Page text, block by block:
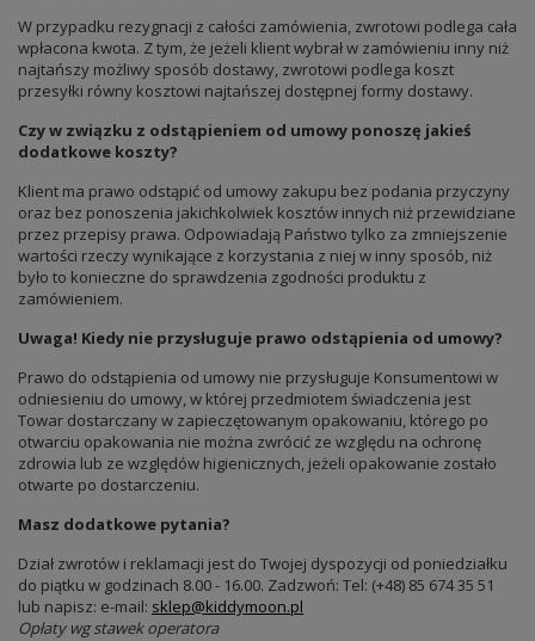
W przypadku rezygnacji z całości zamówienia, zwrotowi podlega cała
wpłacona kwota. Z tym, że jeżeli klient wybrał w zamówieniu inny niż
najtańszy możliwy sposób dostawy, zwrotowi podlega koszt
przesyłki równy kosztowi najtańszej dostępnej formy dostawy.
Czy w związku z odstąpieniem od umowy ponoszę jakieś
dodatkowe koszty?
Klient ma prawo odstąpić od umowy zakupu bez podania przyczyny
oraz bez ponoszenia jakichkolwiek kosztów innych niż przewidziane
przez przepisy prawa. Odpowiadają Państwo tylko za zmniejszenie
wartości rzeczy wynikające z korzystania z niej w inny sposób, niż
było to konieczne do sprawdzenia zgodności produktu z
zamówieniem.
Uwaga! Kiedy nie przysługuje prawo odstąpienia od umowy?
Prawo do odstąpienia od umowy nie przysługuje Konsumentowi w
odniesieniu do umowy, w której przedmiotem świadczenia jest
Towar dostarczany w zapieczętowanym opakowaniu, którego po
otwarciu opakowania nie można zwrócić ze względu na ochronę
zdrowia lub ze względów higienicznych, jeżeli opakowanie zostało
otwarte po dostarczeniu.
Masz dodatkowe pytania?
Dział zwrotów i reklamacji jest do Twojej dyspozycji od poniedziałku
do piątku w godzinach 8.00 - 16.00. Zadzwoń: Tel: (+48) 85 674 35 51
lub napisz: e-mail: sklep@kiddymoon.pl
Opłaty wg stawek operatora